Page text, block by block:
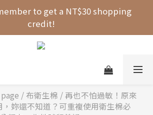
orders over NT$1000 across the
entire store! 🚚💨💨💨
to get a NT$30 shopping
credit!
shubingcat Collaboration: Self-
store! 🚚💨💨💨
/ 布衛生棉 /再也不怕過敏！原來
妳還不知道？可重複使用衛生棉必